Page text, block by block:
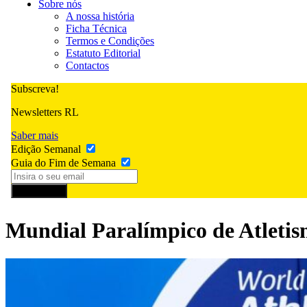
Sobre nós
A nossa história
Ficha Técnica
Termos e Condições
Estatuto Editorial
Contactos
Subscreva!
Newsletters RL
Saber mais
Edição Semanal
Guia do Fim de Semana
Mundial Paralímpico de